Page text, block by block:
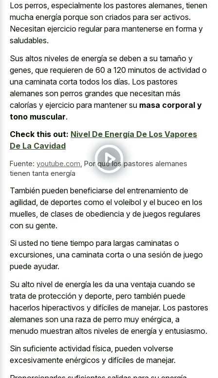
Los perros, especialmente los pastores alemanes, tienen
mucha energía porque son criados para ser activos.
Necesitan ejercicio regular para mantenerse en forma y
saludables.
Sus altos niveles de energía se deben a su tamaño y
genes, que requieren de 60 a 120 minutos de actividad o
una caminata corta todos los días. Los pastores
alemanes son perros grandes que necesitan más
calorías y ejercicio para mantener su masa corporal y
tono muscular.
Check this out: Nivel De Energía De Los Vapores
De La Cavidad
Fuente: youtube.com Por qué los pastores alemanes
tienen tanta energía
También pueden beneficiarse del entrenamiento de
agilidad, de deportes como el voleibol y el buceo en los
muelles, de clases de obediencia y de juegos regulares
con su gente.
Si usted no tiene tiempo para largas caminatas o
excursiones, una caminata corta o una sesión de juego
puede ayudar.
Su alto nivel de energía les da una ventaja cuando se
trata de protección y deporte, pero también puede
hacerlos hiperactivos y difíciles de manejar. Los pastores
alemanes son una raza de perro muy enérgica, a
menudo muestran altos niveles de energía y entusiasmo.
Sin suficiente actividad física, pueden volverse
excesivamente enérgicos y difíciles de manejar.